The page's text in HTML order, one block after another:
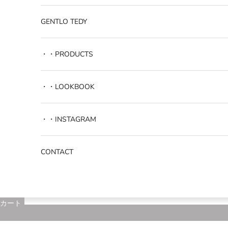
GENTLO TEDY
・・PRODUCTS
・・LOOKBOOK
・・INSTAGRAM
CONTACT
カート